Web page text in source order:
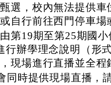
選，校內無法提供
自行前往西門停車
第19期至第25期國
行辦學理念說明（形
現場進行直播並全程
同時提供現場直播，